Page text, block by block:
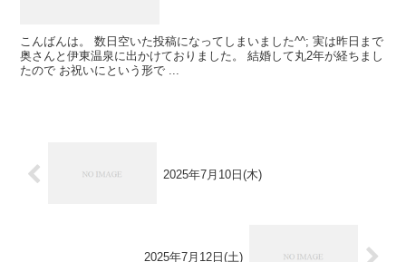
こんばんは。 数日空いた投稿になってしまいました^^; 実は昨日まで
奥さんと伊東温泉に出かけておりました。 結婚して丸2年が経ちまし
たので お祝いにという形で ...
2025年7月10日(木)
2025年7月12日(土)